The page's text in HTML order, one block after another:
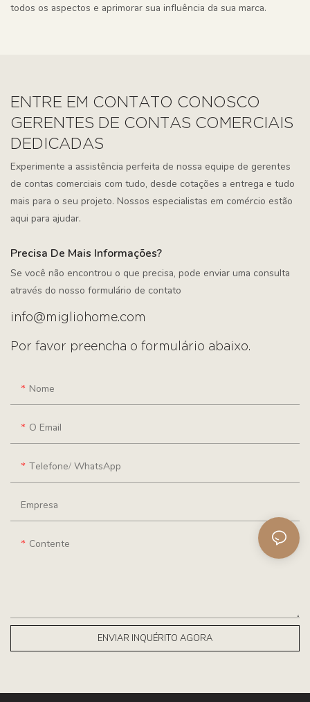
todos os aspectos e aprimorar sua influência da sua marca.
ENTRE EM CONTATO CONOSCO
GERENTES DE CONTAS COMERCIAIS
DEDICADAS
Experimente a assistência perfeita de nossa equipe de gerentes
de contas comerciais com tudo, desde cotações a entrega e tudo
mais para o seu projeto. Nossos especialistas em comércio estão
aqui para ajudar.
Precisa De Mais Informações?
Se você não encontrou o que precisa, pode enviar uma consulta
através do nosso formulário de contato
info@migliohome.com
Por favor preencha o formulário abaixo.
Nome
O Email
Telefone/ WhatsApp
Empresa
Contente
ENVIAR INQUÉRITO AGORA